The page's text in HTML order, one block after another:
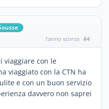
l'anno scorso #4
viaggiare con le
viaggiato con la CTN ha
e con un buon servizio
davvero non saprei